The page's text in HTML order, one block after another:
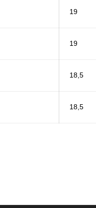
19
19
18,5
18,5